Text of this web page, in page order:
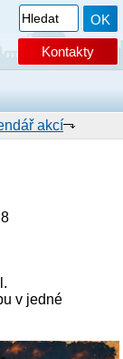
Kontakty
akcí
v jedné